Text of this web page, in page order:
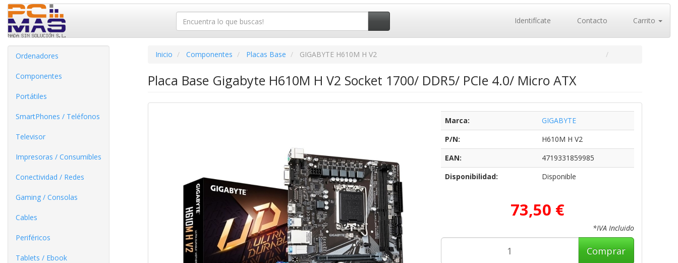
Identifícate Contacto Carrito
Ordenadores
Componentes
Portátiles
SmartPhones / Teléfonos
Televisor
Impresoras / Consumibles
Conectividad / Redes
Gaming / Consolas
Cables
Periféricos
Tablets / Ebook
Inicio Componentes Placas Base GIGABYTE H610M H V2
Placa Base Gigabyte H610M H V2 Socket 1700/ DDR5/ PCIe 4.0/ Micro ATX
Marca:
GIGABYTE
P/N:
H610M H V2
EAN:
4719331859985
Disponibilidad:
Disponible
73,50 €
*IVA Incluido
Comprar